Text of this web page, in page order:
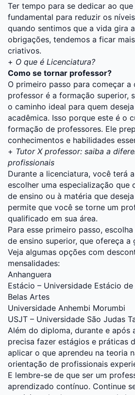
Ter tempo para se dedicar ao
fundamental para reduzir os
quando sentimos que a vida gira
obrigações, tendemos a ficar
criativos.
+ O que é Licenciatura?
Como se tornar professor?
O primeiro passo para começar a
professor é a formação superior,
o caminho ideal para quem
acadêmica. Isso porque este é o
formação de professores. Ele
conhecimentos e habilidades
+ Tutor X professor: saiba a
profissionais
Durante a licenciatura, você terá
escolher uma especialização que
de ensino ou à matéria que
permite que você se torne um
qualificado em sua área.
Para esse primeiro passo,
de ensino superior, que ofereça a
Veja algumas opções com
mensalidades:
Anhanguera
Estácio – Universidade Estácio de
Belas Artes
Universidade Anhembi Morumbi
USJT – Universidade São Judas
Além do diploma, durante e após
precisa fazer estágios e práticas
aplicar o que aprendeu na teoria
orientação de profissionais
E lembre-se de que ser um
aprendizado contínuo. Continue